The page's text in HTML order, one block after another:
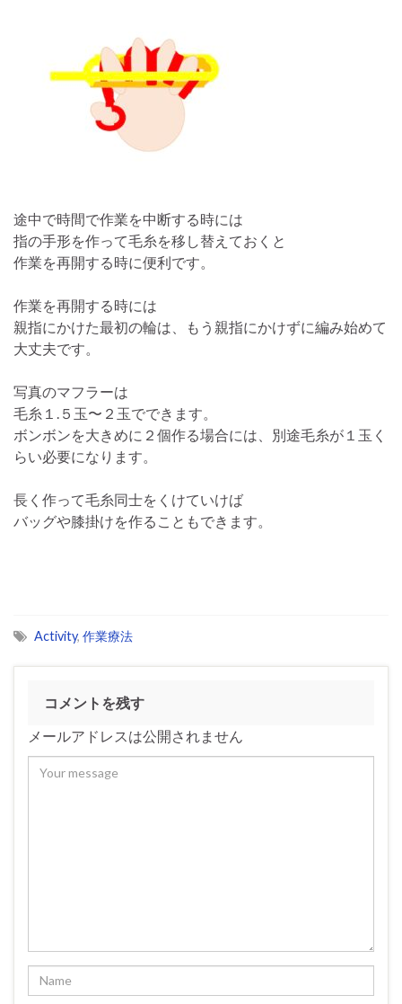
途中で時間で作業を中断する時には
指の手形を作って毛糸を移し替えておくと
作業を再開する時に便利です。
作業を再開する時には
親指にかけた最初の輪は、もう親指にかけずに編み始めて
大丈夫です。
写真のマフラーは
毛糸１.５玉〜２玉でできます。
ボンボンを大きめに２個作る場合には、別途毛糸が１玉く
らい必要になります。
長く作って毛糸同士をくけていけば
バッグや膝掛けを作ることもできます。
Activity, 作業療法
コメントを残す
メールアドレスは公開されません